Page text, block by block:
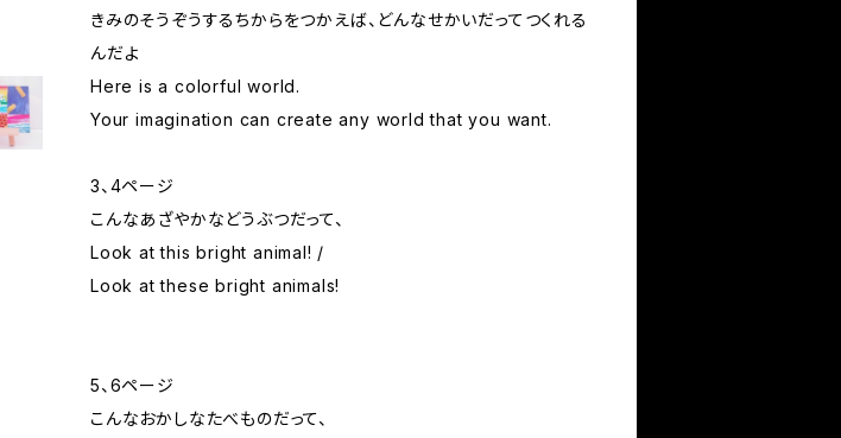
きみのそうぞうするちからをつかえば、どんなせかいだってつくれる
んだよ
Here is a colorful world.
Your imagination can create any world that you want.
3、4ページ
こんなあざやかなどうぶつだって、
Look at this bright animal! /
Look at these bright animals!
5、6ページ
こんなおかしなたべものだって、